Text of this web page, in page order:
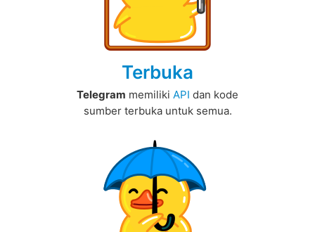
Terbuka
Telegram memiliki API dan kode
sumber terbuka untuk semua.